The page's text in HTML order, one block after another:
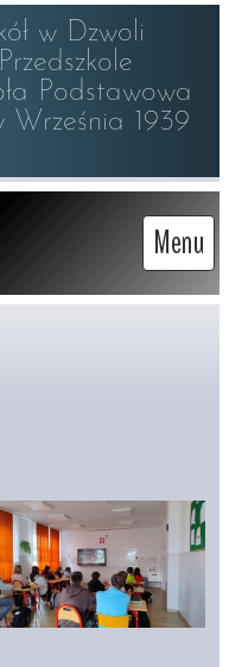
w Dzwoli
Podstawowa
Września 1939
Menu